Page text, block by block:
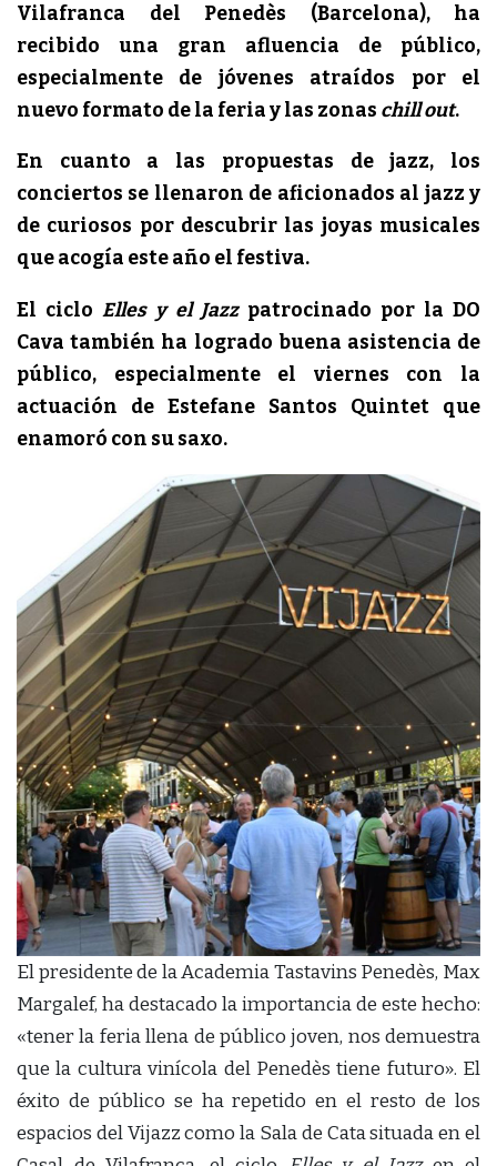
Vilafranca del Penedès (Barcelona), ha
recibido una gran afluencia de público,
especialmente de jóvenes atraídos por el
nuevo formato de la feria y las zonas chill out.
En cuanto a las propuestas de jazz, los
conciertos se llenaron de aficionados al jazz y
de curiosos por descubrir las joyas musicales
que acogía este año el festiva.
El ciclo Elles y el Jazzpatrocinado por la DO
Cava también ha logrado buena asistencia de
público, especialmente el viernes con la
actuación de Estefane Santos Quintet que
enamoró con su saxo.
El presidente de la Academia Tastavins Penedès, Max
Margalef, ha destacado la importancia de este hecho:
«tener la feria llena de público joven, nos demuestra
que la cultura vinícola del Penedès tiene futuro». El
éxito de público se ha repetido en el resto de los
espacios del Vijazz como la Sala de Cata situada en el